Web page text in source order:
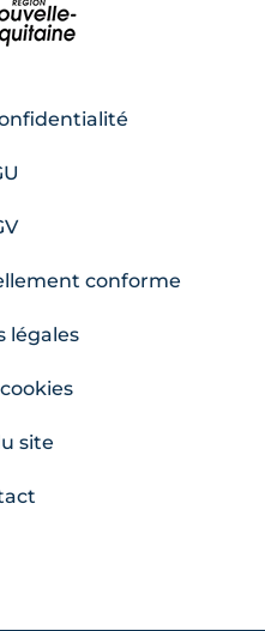
conforme
légales
site